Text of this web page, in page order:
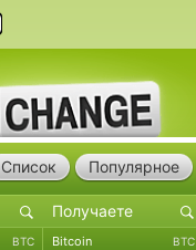
Список Популярное
BTC Bitcoin BTC